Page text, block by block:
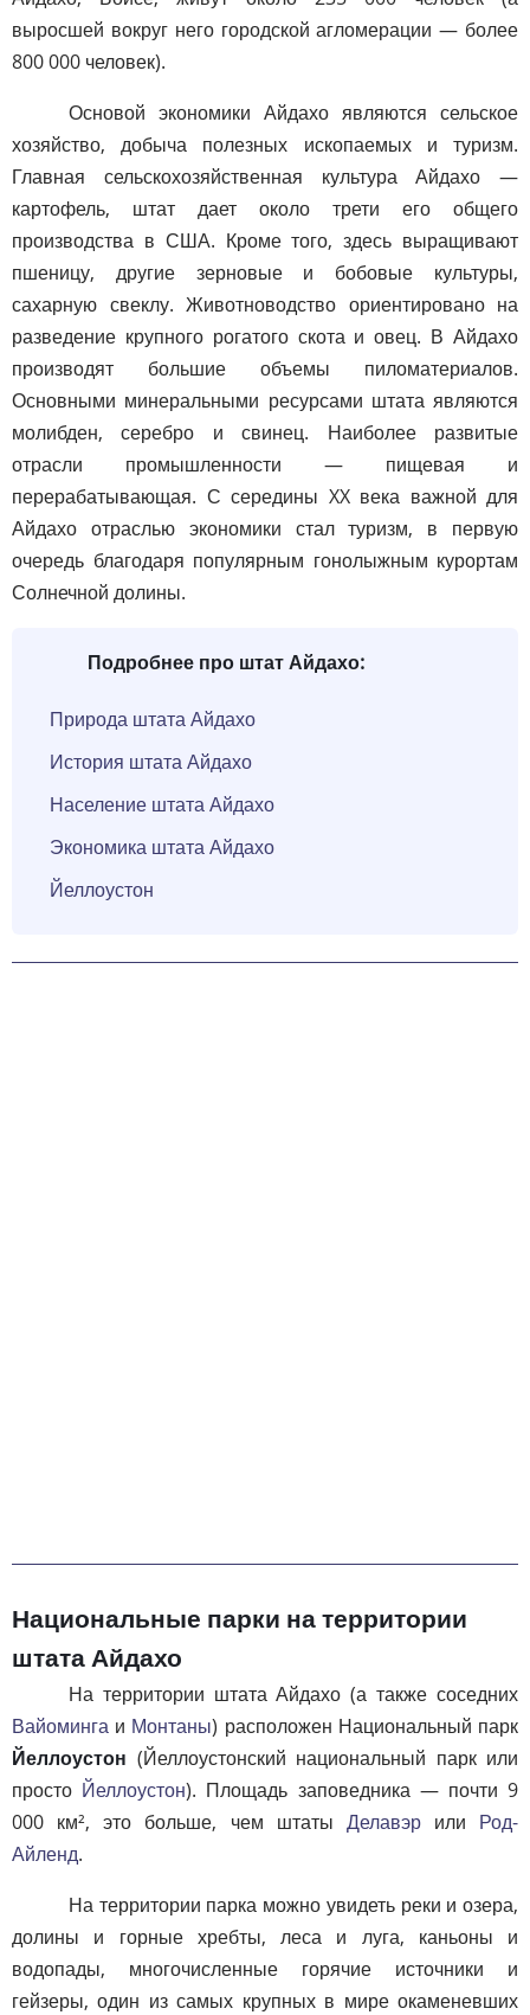
выросшей вокруг него городской агломерации — более
800 000 человек).
Основой экономики Айдахо являются сельское
хозяйство, добыча полезных ископаемых и туризм.
Главная сельскохозяйственная культура Айдахо —
картофель, штат дает около трети его общего
производства в США. Кроме того, здесь выращивают
пшеницу, другие зерновые и бобовые культуры,
сахарную свеклу. Животноводство ориентировано на
разведение крупного рогатого скота и овец. В Айдахо
производят большие объемы пиломатериалов.
Основными минеральными ресурсами штата являются
молибден, серебро и свинец. Наиболее развитые
отрасли промышленности — пищевая и
перерабатывающая. С середины XX века важной для
Айдахо отраслью экономики стал туризм, в первую
очередь благодаря популярным гонолыжным курортам
Солнечной долины.
Подробнее про штат Айдахо:
Природа штата Айдахо
История штата Айдахо
Население штата Айдахо
Экономика штата Айдахо
Йеллоустон
Национальные парки на территории
штата Айдахо
На территории штата Айдахо (а также соседних
Вайоминга и Монтаны) расположен Национальный парк
Йеллоустон (Йеллоустонский национальный парк или
просто Йеллоустон). Площадь заповедника — почти 9
000 км², это больше, чем штаты Делавэрили Род-
Айленд.
На территории парка можно увидеть реки и озера,
долины и горные хребты, леса и луга, каньоны и
водопады, многочисленные горячие источники и
гейзеры, один из самых крупных в мире окаменевших